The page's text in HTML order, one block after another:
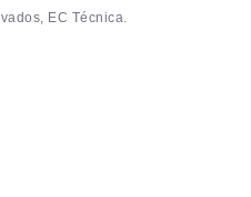
EC Técnica.